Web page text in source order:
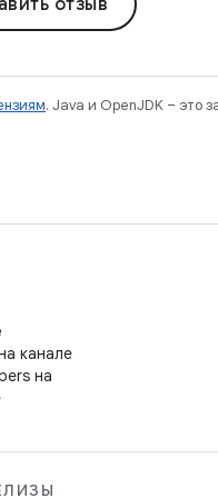
отзыв
. Java и OpenJDK – это
канале
на